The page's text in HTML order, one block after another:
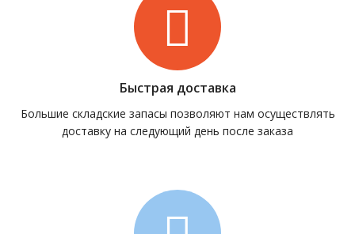
Быстрая доставка
Большие складские запасы позволяют нам осуществлять
доставку на следующий день после заказа